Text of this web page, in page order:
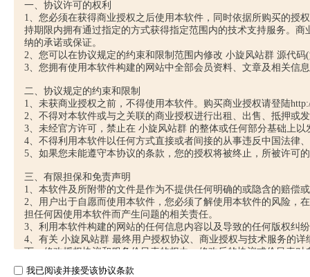
我已阅读并接受该协议条款